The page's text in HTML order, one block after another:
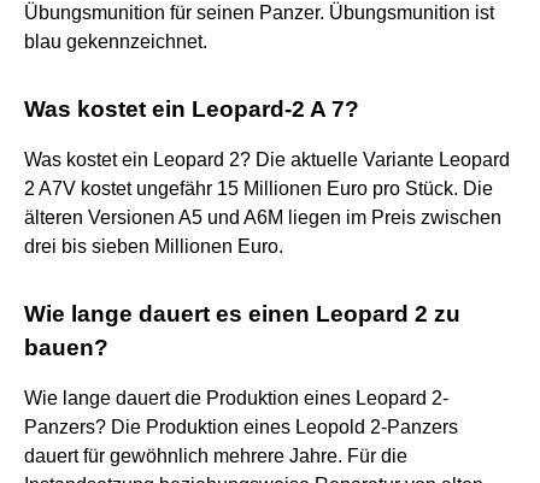
Übungsmunition für seinen Panzer. Übungsmunition ist
blau gekennzeichnet.
Was kostet ein Leopard-2 A 7?
Was kostet ein Leopard 2? Die aktuelle Variante Leopard
2 A7V kostet ungefähr 15 Millionen Euro pro Stück. Die
älteren Versionen A5 und A6M liegen im Preis zwischen
drei bis sieben Millionen Euro.
Wie lange dauert es einen Leopard 2 zu
bauen?
Wie lange dauert die Produktion eines Leopard 2-
Panzers? Die Produktion eines Leopold 2-Panzers
dauert für gewöhnlich mehrere Jahre. Für die